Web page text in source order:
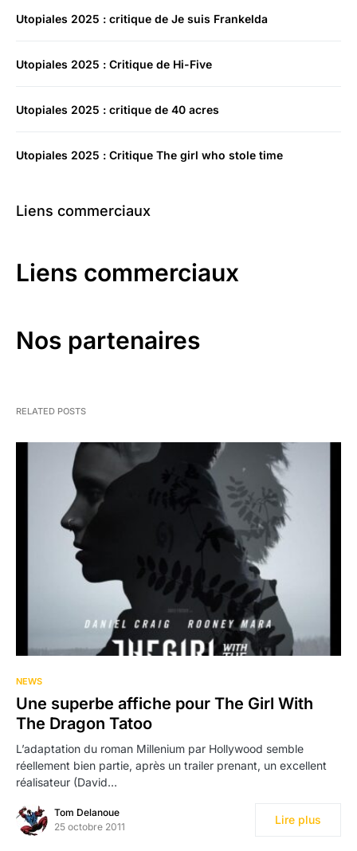
Utopiales 2025 : critique de Je suis Frankelda
Utopiales 2025 : Critique de Hi-Five
Utopiales 2025 : critique de 40 acres
Utopiales 2025 : Critique The girl who stole time
Liens commerciaux
Liens commerciaux
Nos partenaires
RELATED POSTS
NEWS
Une superbe affiche pour The Girl With
The Dragon Tatoo
L’adaptation du roman Millenium par Hollywood semble
réellement bien partie, après un trailer prenant, un excellent
réalisateur (David…
Tom Delanoue
25 octobre 2011
Lire plus